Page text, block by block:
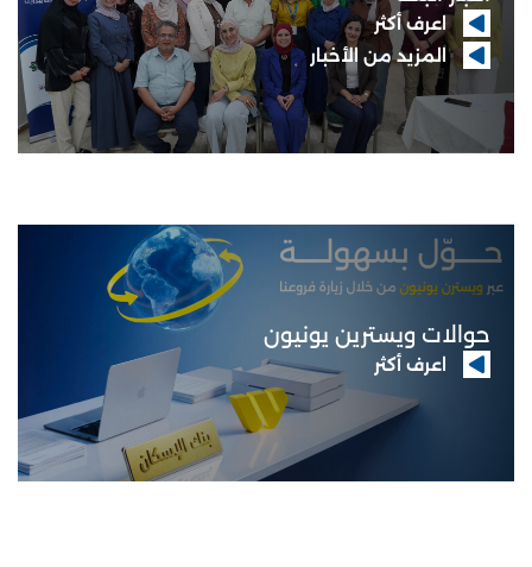
اعرف أكثر
المزيد من الأخبار
حوالات ويسترين يونيون
اعرف أكثر